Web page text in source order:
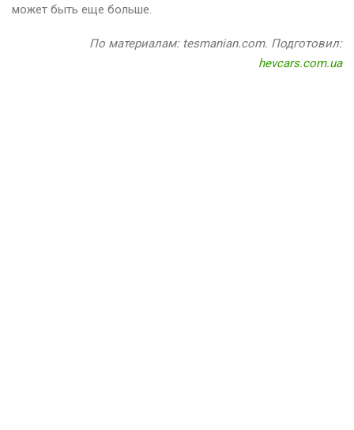
может быть еще больше.
По материалам: tesmanian.com. Подготовил:
hevcars.com.ua